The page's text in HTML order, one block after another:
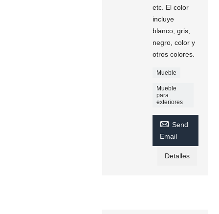
etc. El color
incluye
blanco, gris,
negro, color y
otros colores.
Mueble
Mueble
para
exteriores
 Send
Email
Detalles